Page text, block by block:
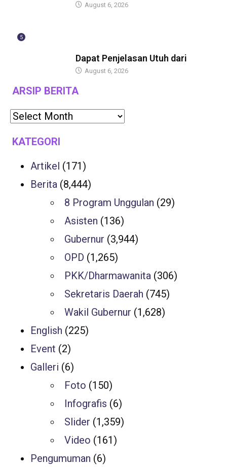
August 6, 2026
5
Dapat Penjelasan Utuh dari
August 6, 2026
ARSIP BERITA
KATEGORI
Artikel (171)
Berita (8,444)
8 Program Unggulan (29)
Asisten (136)
Gubernur (3,944)
OPD (1,265)
PKK/Dharmawanita (306)
Sekretaris Daerah (745)
Wakil Gubernur (1,628)
English (225)
Event (2)
Galleri (6)
Foto (150)
Infografis (6)
Slider (1,359)
Video (161)
Pengumuman (6)